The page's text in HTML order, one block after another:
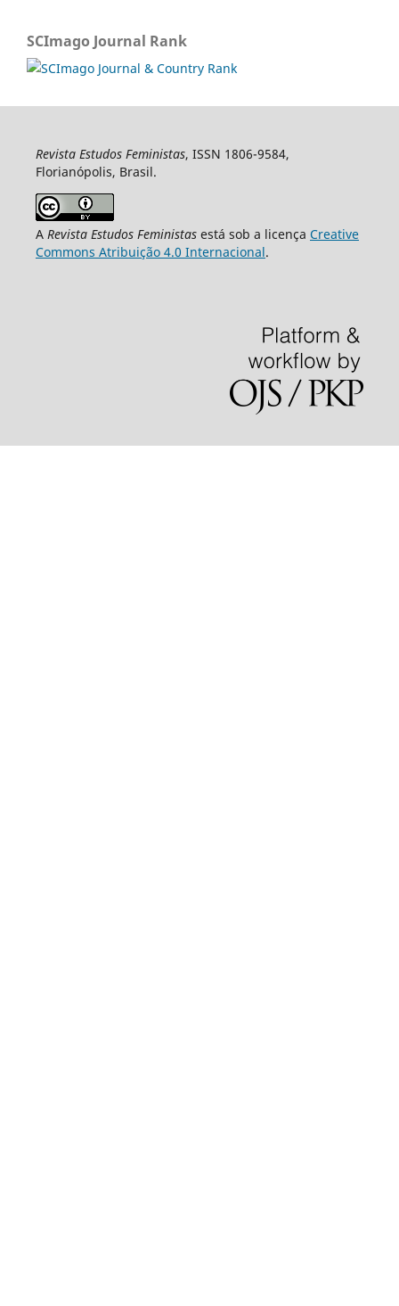
SCImago Journal Rank
Revista Estudos Feministas, ISSN 1806-9584,
Florianópolis, Brasil.
A Revista Estudos Feministasestá sob a licença Creative
Commons Atribuição 4.0 Internacional.